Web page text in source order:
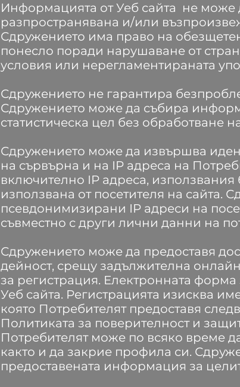
Информацията от Уеб сайта не
разпространявана и/или
Сдружението има право на
понесло поради нарушаване от
условия или нерегламентираната
Сдружението не гарантира
Сдружението може да събира
статистическа цел без обработване
Сдружението може да извършва
на сървърна и на IP адреса на
включително IP адреса, използвания
използвана от посетителя на сайта.
псевдонимизирани IP адреси на
съвместно с други лични данни на
Сдружението може да предоставя
дейност, срещу задължителна
за регистрация. Електронната
Уеб сайта. Регистрацията изисква
която Потребителят предоставя
Политиката за поверителност и
Потребителят може по всяко време
както и да закрие профила си.
предоставената информация за